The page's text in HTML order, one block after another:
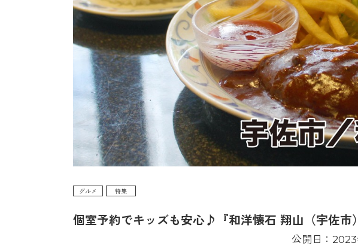
グルメ 特集
個室予約でキッズも安心♪『和洋懐石 翔山（宇佐市
公開日：2023